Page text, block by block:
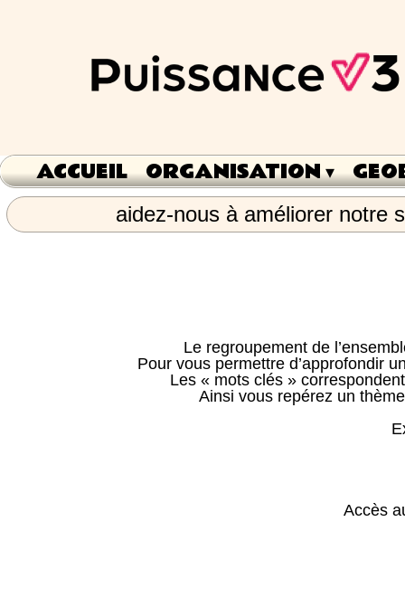
ACCUEIL ORGANISATION ▾
aidez-nous à améliorer notre
Le regroupement de
Pour vous permettre d’approfondir
Les « mots clés »
Ainsi vous repérez un
Accès